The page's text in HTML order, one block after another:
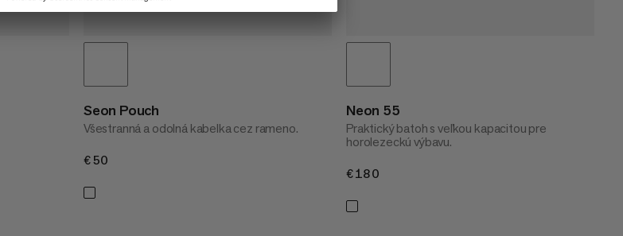
Seon Pouch
Všestranná a odolná kabelka cez rameno.
€50
Neon 55
Praktický batoh s veľkou kapacitou pre
horolezeckú výbavu.
€180